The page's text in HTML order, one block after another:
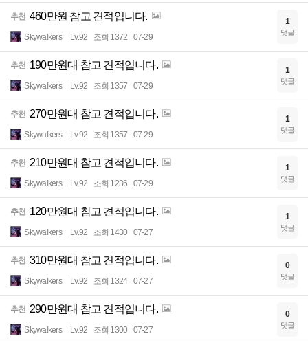
추천 460만원 참고 견적입니다.
Skywalkers Lv.92 조회 1372 07-29
1
댓글
추천 190만원대 참고 견적입니다.
Skywalkers Lv.92 조회 1357 07-29
1
댓글
추천 270만원대 참고 견적입니다.
Skywalkers Lv.92 조회 1357 07-29
1
댓글
추천 210만원대 참고 견적입니다.
Skywalkers Lv.92 조회 1236 07-29
1
댓글
추천 120만원대 참고 견적입니다.
Skywalkers Lv.92 조회 1430 07-27
1
댓글
추천 310만원대 참고 견적입니다.
Skywalkers Lv.92 조회 1324 07-27
0
댓글
추천 290만원대 참고 견적입니다.
Skywalkers Lv.92 조회 1300 07-27
0
댓글